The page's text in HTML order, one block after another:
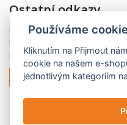
Ostatní odkazy
Blog
Partneři
Odstoupit od smlouvy
Používáme
Kliknutím na Přijmout
cookie na našem e-shopu. Více
jednotlivým kategoriím